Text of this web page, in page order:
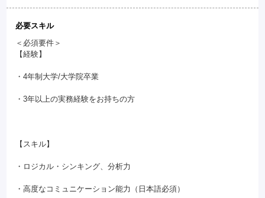
必要スキル
＜必須要件＞
【経験】
・4年制大学/大学院卒業
・3年以上の実務経験をお持ちの方
【スキル】
・ロジカル・シンキング、分析力
・高度なコミュニケーション能力（日本語必須）